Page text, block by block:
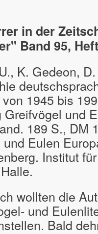
in der
Band 95,
K. Gedeon,
1945 bis
Greifvögel und
189 S., DM
Eulen
Institut
wollten die
und
Bald